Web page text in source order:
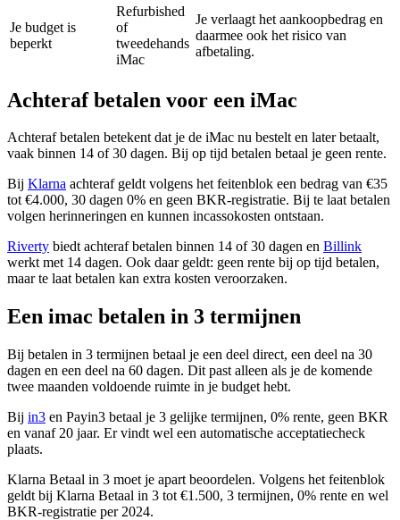
Je budget is
beperkt
Refurbished
of
tweedehands
iMac
Je verlaagt het aankoopbedrag en
daarmee ook het risico van
afbetaling.
Achteraf betalen voor een iMac
Achteraf betalen betekent dat je de iMac nu bestelt en later betaalt,
vaak binnen 14 of 30 dagen. Bij op tijd betalen betaal je geen rente.
Bij Klarna achteraf geldt volgens het feitenblok een bedrag van €35
tot €4.000, 30 dagen 0% en geen BKR-registratie. Bij te laat betalen
volgen herinneringen en kunnen incassokosten ontstaan.
Riverty biedt achteraf betalen binnen 14 of 30 dagen en Billink
werkt met 14 dagen. Ook daar geldt: geen rente bij op tijd betalen,
maar te laat betalen kan extra kosten veroorzaken.
Een imac betalen in 3 termijnen
Bij betalen in 3 termijnen betaal je een deel direct, een deel na 30
dagen en een deel na 60 dagen. Dit past alleen als je de komende
twee maanden voldoende ruimte in je budget hebt.
Bij in3 en Payin3 betaal je 3 gelijke termijnen, 0% rente, geen BKR
en vanaf 20 jaar. Er vindt wel een automatische acceptatiecheck
plaats.
Klarna Betaal in 3 moet je apart beoordelen. Volgens het feitenblok
geldt bij Klarna Betaal in 3 tot €1.500, 3 termijnen, 0% rente en wel
BKR-registratie per 2024.